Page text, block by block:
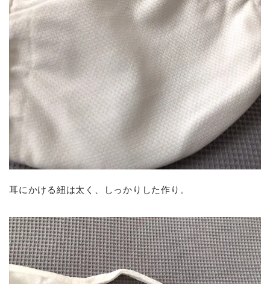
耳にかける紐は太く、しっかりした作り。